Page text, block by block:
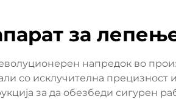
за
напредок во
со исклучителна
за да обезбеди сигурен